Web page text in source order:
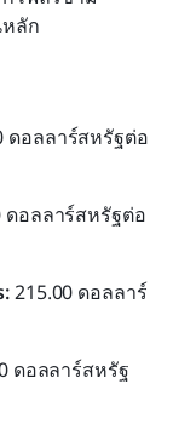
ลัก
ดอลลาร์สหรัฐต่อ
ดอลลาร์สหรัฐต่อ
215.00 ดอลลาร์
ดอลลาร์สหรัฐ